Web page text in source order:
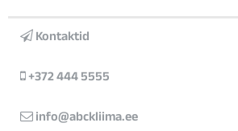
Kontaktid
+372 444 5555
info@abckliima.ee